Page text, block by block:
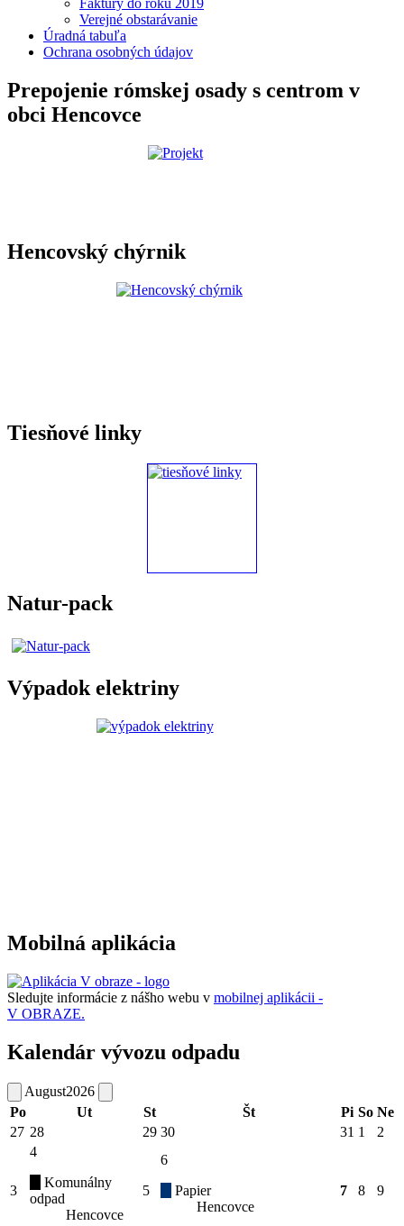
Faktúry do roku 2019
Verejné obstarávanie
Úradná tabuľa
Ochrana osobných údajov
Prepojenie rómskej osady s centrom v
obci Hencovce
Hencovský chýrnik
Tiesňové linky
Natur-pack
Výpadok elektriny
Mobilná aplikácia
Sledujte informácie z nášho webu v mobilnej aplikácii -
V OBRAZE.
Kalendár vývozu odpadu
August2026
Po
Ut St Št Pi So Ne
27 28 29 30 31 1 2
3
4
Komunálny
odpad
Hencovce
5
6
Papier
Hencovce
7 8 9